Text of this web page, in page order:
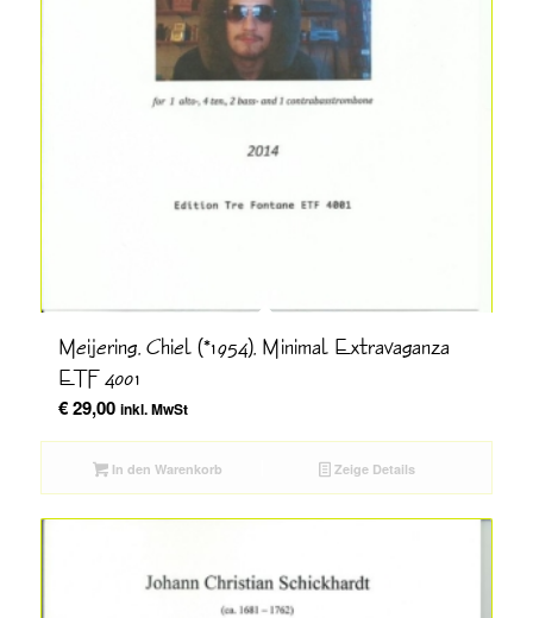
Meijering, Chiel (*1954), Minimal Extravaganza
ETF 4001
€29,00 inkl. MwSt
In den Warenkorb Zeige Details